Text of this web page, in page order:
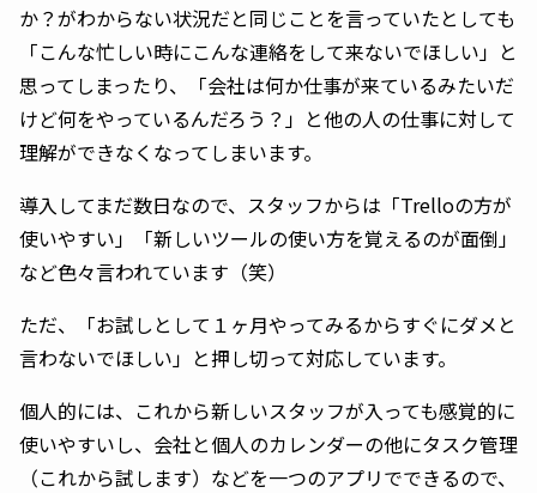
か？がわからない状況だと同じことを言っていたとしても
「こんな忙しい時にこんな連絡をして来ないでほしい」と
思ってしまったり、「会社は何か仕事が来ているみたいだ
けど何をやっているんだろう？」と他の人の仕事に対して
理解ができなくなってしまいます。
導入してまだ数日なので、スタッフからは「Trelloの方が
使いやすい」「新しいツールの使い方を覚えるのが面倒」
など色々言われています（笑）
ただ、「お試しとして１ヶ月やってみるからすぐにダメと
言わないでほしい」と押し切って対応しています。
個人的には、これから新しいスタッフが入っても感覚的に
使いやすいし、会社と個人のカレンダーの他にタスク管理
（これから試します）などを一つのアプリでできるので、